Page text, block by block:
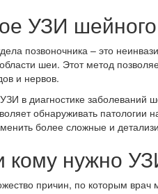
УЗИ
позвоночника – это
шеи. Этот метод
и нервов.
в диагностике заболеваний
обнаруживать
более сложные и
кому нужно
причин, по которым врач